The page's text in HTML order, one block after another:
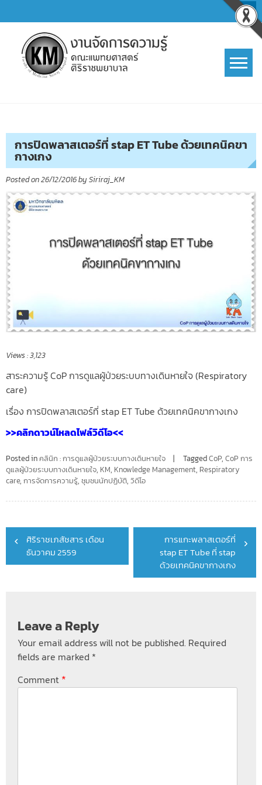
to
content
การปิดพลาสเตอร์ที่ stap ET Tube ด้วยเทคนิคขา
กางเกง
Posted on26/12/2016by Siriraj_KM
Views :3,123
สาระความรู้ CoP การดูแลผู้ป่วยระบบทางเดินหายใจ (Respiratory
care)
เรื่อง การปิดพลาสเตอร์ที่ stap ET Tube ด้วยเทคนิคขากางเกง
>>คลิกดาวน์โหลดไฟล์วิดีโอ<<
Posted in คลินิก : การดูแลผู้ป่วยระบบทางเดินหายใจ TaggedCoP, CoP การ
ดูแลผู้ป่วยระบบทางเดินหายใจ, KM, Knowledge Management, Respiratory
care, การจัดการความรู้, ชุมชนนักปฏิบัติ, วิดีโอ
Post
navigation
ศิริราชเภสัชสาร เดือน
ธันวาคม 2559
การแกะพลาสเตอร์ที่
stap ET Tube ที่ stap
ด้วยเทคนิคขากางเกง
Leave a Reply
Your email address will not be published. Required
fields are marked *
Comment *